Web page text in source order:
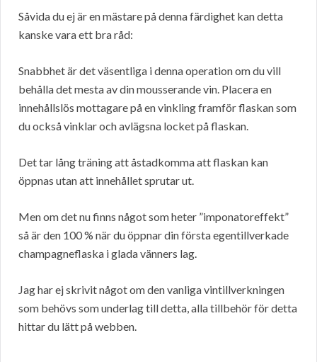
Såvida du ej är en mästare på denna färdighet kan detta
kanske vara ett bra råd:
Snabbhet är det väsentliga i denna operation om du vill
behålla det mesta av din mousserande vin. Placera en
innehållslös mottagare på en vinkling framför flaskan som
du också vinklar och avlägsna locket på flaskan.
Det tar lång träning att åstadkomma att flaskan kan
öppnas utan att innehållet sprutar ut.
Men om det nu finns något som heter ”imponatoreffekt”
så är den 100 % när du öppnar din första egentillverkade
champagneflaska i glada vänners lag.
Jag har ej skrivit något om den vanliga vintillverkningen
som behövs som underlag till detta, alla tillbehör för detta
hittar du lätt på webben.